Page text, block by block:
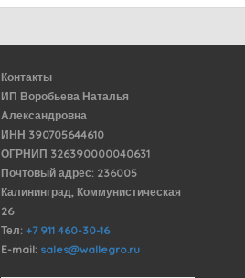
Контакты
ИП Воробьева Наталья
Александровна
ИНН 390705644610
ОГРНИП 326390000040631
Почтовый адрес: 236005
Калининград, Коммунистическая
26
Тел: +7 911 460-30-16
E-mail: sales@wallegro.ru